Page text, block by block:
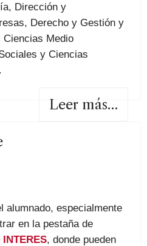
Dirección y
Derecho y Gestión y
Medio
y Ciencias
Leer más…
alumnado, especialmente
en la pestaña de
, donde pueden